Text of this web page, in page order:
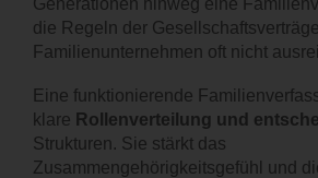
die Regeln der
Familienunternehmen oft nicht
Eine funktionierende
klare Rollenverteilung und
Strukturen. Sie stärkt das
Zusammengehörigkeitsgefühl und